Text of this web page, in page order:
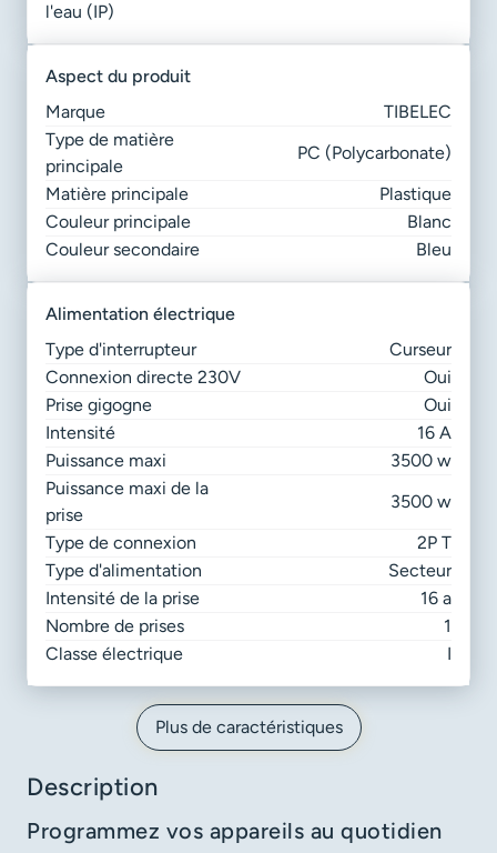
l'eau (IP)
aspect du produit
Marque
TIBELEC
Type de matière
principale
PC (Polycarbonate)
Matière principale
Plastique
Couleur principale
Blanc
Couleur secondaire
Bleu
alimentation électrique
Type d'interrupteur
Curseur
Connexion directe 230V
Oui
Prise gigogne
Oui
Intensité
16 A
Puissance maxi
3500 w
Puissance maxi de la
prise
3500 w
Type de connexion
2P T
Type d'alimentation
Secteur
Intensité de la prise
16 a
Nombre de prises
1
Classe électrique
I
Plus de caractéristiques
Description
Programmez vos appareils au quotidien